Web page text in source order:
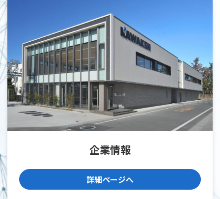
企業情報
詳細ページへ